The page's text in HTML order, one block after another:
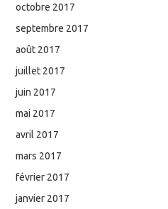
octobre 2017
septembre 2017
août 2017
juillet 2017
juin 2017
mai 2017
avril 2017
mars 2017
février 2017
janvier 2017